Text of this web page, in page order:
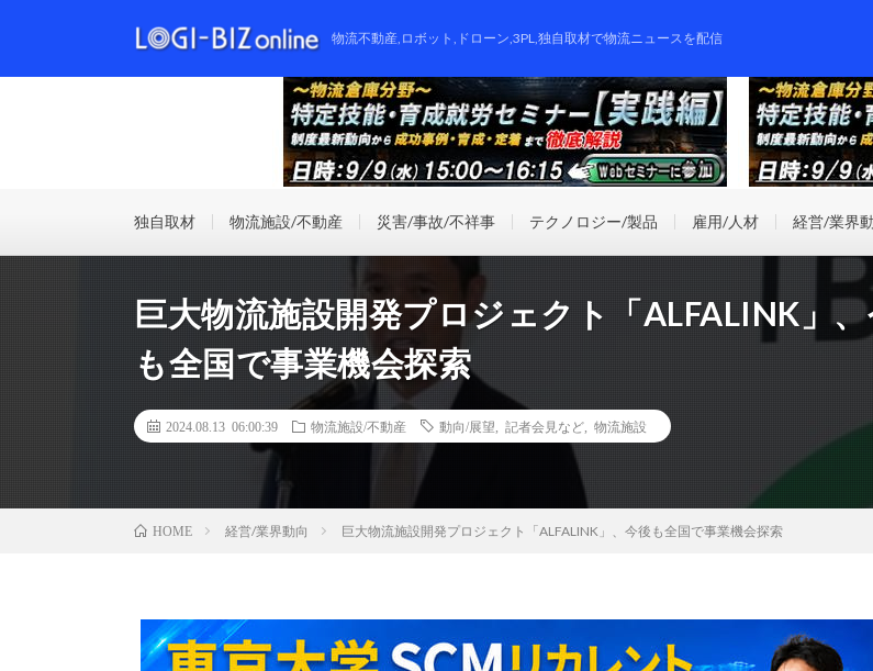
物流不動産,ロボット,ドローン,3PL,独自取材で物流ニュースを配信
独自取材 物流施設/不動産 災害/事故/不祥事 テクノロジー/製品 雇用/人材 経営/業界
巨大物流施設開発プロジェクト「ALFALINK」
も全国で事業機会探索
2024.08.13 06:00:39 物流施設/不動産 動向/展望 記者会見など 物流施設
HOME 経営/業界動向 巨大物流施設開発プロジェクト「ALFALINK」、今後も全国で事業機会探索